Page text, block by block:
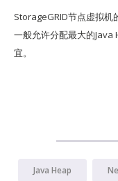
StorageGRID节点虚拟机
一般允许分配最大的Java
宜。
Java Heap